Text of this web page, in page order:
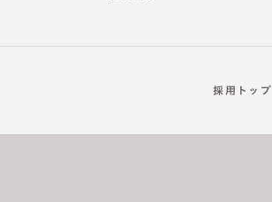
採用トップ